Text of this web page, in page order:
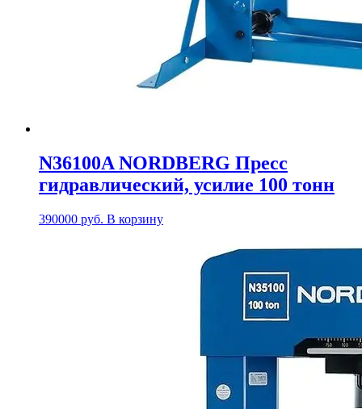
N36100A NORDBERG Пресс
гидравлический, усилие 100 тонн
390000 руб. В корзину